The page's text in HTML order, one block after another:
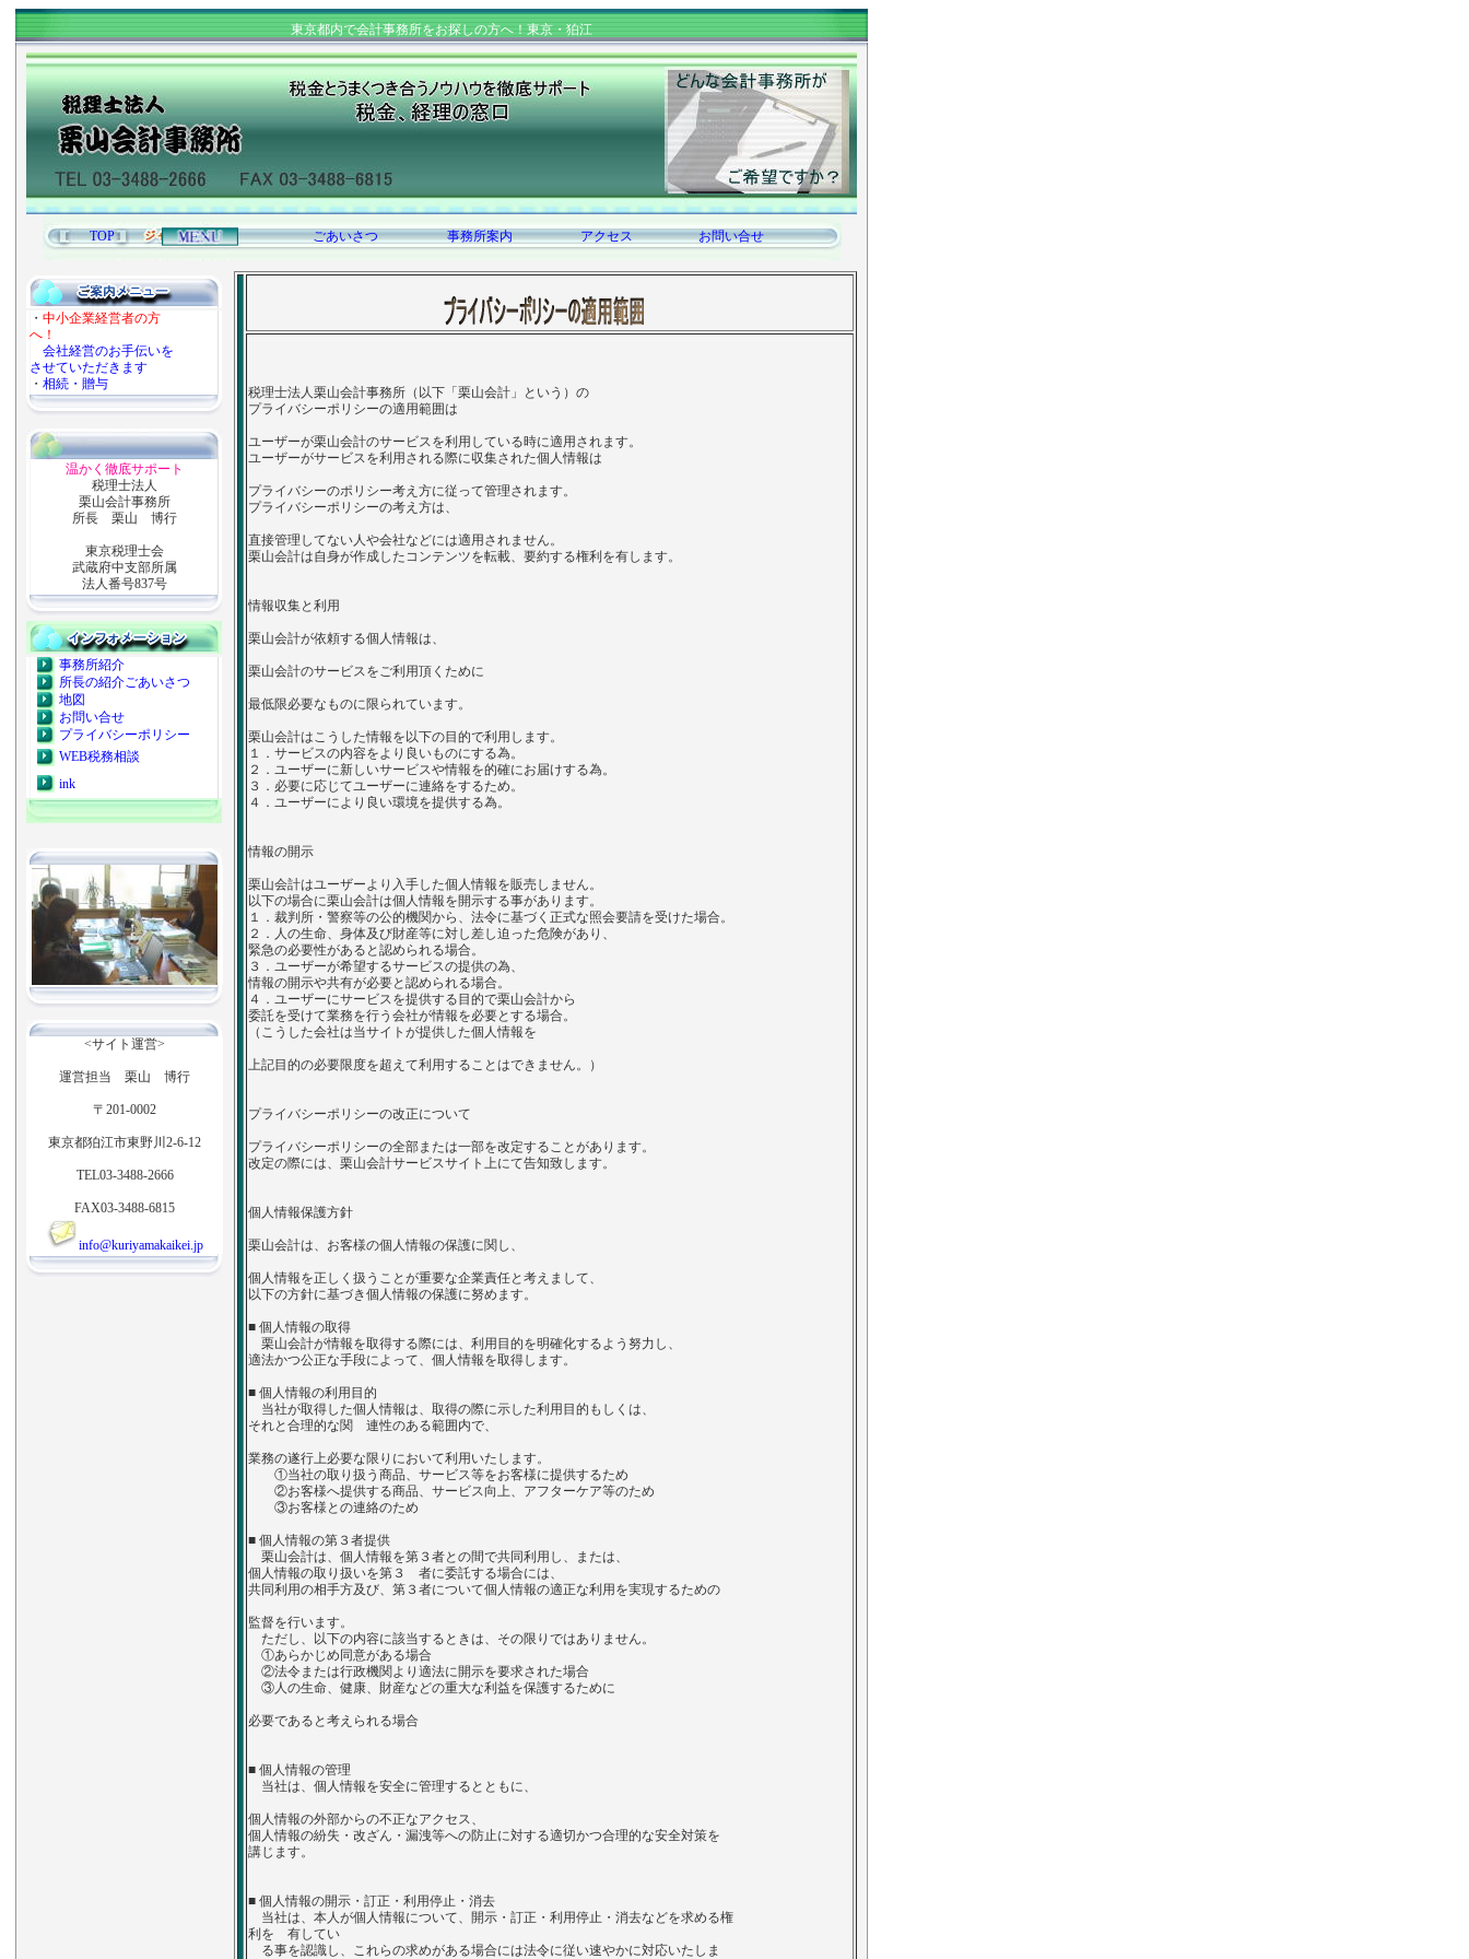
東京都内で会計事務所をお探しの方へ！東京・狛江
TOP ごあいさつ 事務所案内 アクセス お問い合せ
・ 中小企業経営者の方
へ！
会社経営のお手伝いを
させていただきます
・ 相続・贈与
温かく徹底サポート
税理士法人
栗山会計事務所
所長 栗山 博行
東京税理士会
武蔵府中支部所属
法人番号837号
事務所紹介
所長の紹介ごあいさつ
地図
お問い合せ
プライバシーポリシー
WEB税務相談
ink
<サイト運営>
運営担当 栗山 博行
〒201-0002
東京都狛江市東野川2-6-12
TEL03-3488-2666
FAX03-3488-6815
info@kuriyamakaikei.jp
税理士法人栗山会計事務所（以下「栗山会計」という）の
プライバシーポリシーの適用範囲は
ユーザーが栗山会計のサービスを利用している時に適用されます。
ユーザーがサービスを利用される際に収集された個人情報は
プライバシーのポリシー考え方に従って管理されます。
プライバシーポリシーの考え方は、
直接管理してない人や会社などには適用されません。
栗山会計は自身が作成したコンテンツを転載、要約する権利を有します。
情報収集と利用
栗山会計が依頼する個人情報は、
栗山会計のサービスをご利用頂くために
最低限必要なものに限られています。
栗山会計はこうした情報を以下の目的で利用します。
１．サービスの内容をより良いものにする為。
２．ユーザーに新しいサービスや情報を的確にお届けする為。
３．必要に応じてユーザーに連絡をするため。
４．ユーザーにより良い環境を提供する為。
情報の開示
栗山会計はユーザーより入手した個人情報を販売しません。
以下の場合に栗山会計は個人情報を開示する事があります。
１．裁判所・警察等の公的機関から、法令に基づく正式な照会要請を受けた場合。
２．人の生命、身体及び財産等に対し差し迫った危険があり、
緊急の必要性があると認められる場合。
３．ユーザーが希望するサービスの提供の為、
情報の開示や共有が必要と認められる場合。
４．ユーザーにサービスを提供する目的で栗山会計から
委託を受けて業務を行う会社が情報を必要とする場合。
（こうした会社は当サイトが提供した個人情報を
上記目的の必要限度を超えて利用することはできません。）
プライバシーポリシーの改正について
プライバシーポリシーの全部または一部を改定することがあります。
改定の際には、栗山会計サービスサイト上にて告知致します。
個人情報保護方針
栗山会計は、お客様の個人情報の保護に関し、
個人情報を正しく扱うことが重要な企業責任と考えまして、
以下の方針に基づき個人情報の保護に努めます。
■ 個人情報の取得
栗山会計が情報を取得する際には、利用目的を明確化するよう努力し、
適法かつ公正な手段によって、個人情報を取得します。
■ 個人情報の利用目的
当社が取得した個人情報は、取得の際に示した利用目的もしくは、
それと合理的な関 連性のある範囲内で、
業務の遂行上必要な限りにおいて利用いたします。
①当社の取り扱う商品、サービス等をお客様に提供するため
②お客様へ提供する商品、サービス向上、アフターケア等のため
③お客様との連絡のため
■ 個人情報の第３者提供
栗山会計は、個人情報を第３者との間で共同利用し、または、
個人情報の取り扱いを第３ 者に委託する場合には、
共同利用の相手方及び、第３者について個人情報の適正な利用を実現するための
監督を行います。
ただし、以下の内容に該当するときは、その限りではありません。
①あらかじめ同意がある場合
②法令または行政機関より適法に開示を要求された場合
③人の生命、健康、財産などの重大な利益を保護するために
必要であると考えられる場合
■ 個人情報の管理
当社は、個人情報を安全に管理するとともに、
個人情報の外部からの不正なアクセス、
個人情報の紛失・改ざん・漏洩等への防止に対する適切かつ合理的な安全対策を
講じます。
■ 個人情報の開示・訂正・利用停止・消去
当社は、本人が個人情報について、開示・訂正・利用停止・消去などを求める権
利を 有してい
る事を認識し、これらの求めがある場合には法令に従い速やかに対応いたしま